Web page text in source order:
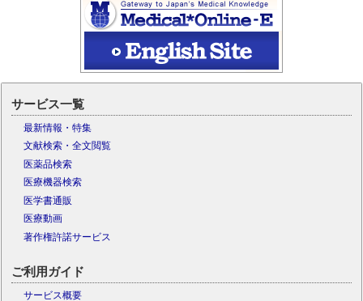
サービス一覧
最新情報・特集
文献検索・全文閲覧
医薬品検索
医療機器検索
医学書通販
医療動画
著作権許諾サービス
ご利用ガイド
サービス概要